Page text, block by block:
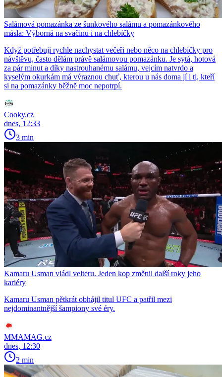
Salámová pomazánka ze šunkového salámu a pomazánkového
másla: Výborná na svačinu i na chlebíčky
Když potřebuji rychle nachystat večeři nebo něco na chlebíčky pro
návštěvu, často dělám právě salámovou pomazánku. Je sytá, hotová
za pár minut a díky nastrouhanému salámu, vejcím natvrdo a
kyselým okurkám má výraznou chuť, kterou u nás doma jí i ti, kteří
si na pomazánky běžně moc nepotrpí.
Cooky.cz
dnes, 12:33
3 min
Kamaru Usman vládl velteru. Jeden kop změnil další roky jeho
kariéry
Kamaru Usman pětkrát obhájil titul UFC a patřil mezi
nejdominantnější šampiony své éry.
MMAMAG.cz
dnes, 12:30
2 min